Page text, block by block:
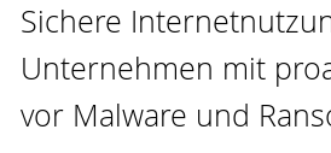
Sichere
Unternehmen mit
vor Malware und